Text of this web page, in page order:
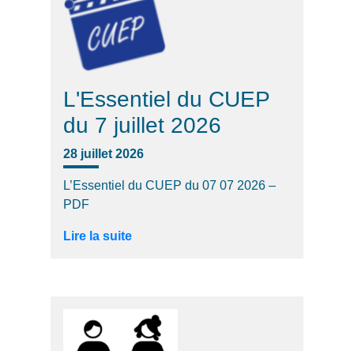
L'Essentiel du CUEP
du 7 juillet 2026
28 juillet 2026
L’Essentiel du CUEP du 07 07 2026 –
PDF
Lire la suite